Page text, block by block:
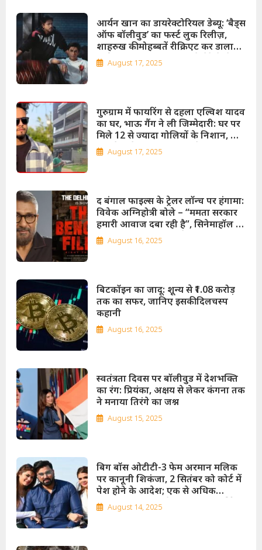
आर्यन खान का डायरेक्टोरियल डेब्यू: ‘बैड्स
ऑफ बॉलीवुड’ का फर्स्ट लुक रिलीज़,
शाहरुख की मोहब्बतें रीक्रिएट कर डाला
डार्क ट्विस्ट; शाहरुख-गौरी ने बेटे के डेब्यू
को किया सपोर्ट!
August 17, 2025
गुरुग्राम में फायरिंग से दहला एल्विश यादव
का घर, भाऊ गैंग ने ली जिम्मेदारी: घर पर
मिले 12 से ज्यादा गोलियों के निशान, मां
और केयरटेकर बाल-बाल बचे!
August 17, 2025
द बंगाल फाइल्स के ट्रेलर लॉन्च पर हंगामा:
विवेक अग्निहोत्री बोले – “ममता सरकार
हमारी आवाज दबा रही है”, सिनेमाहॉल से
होटल तक बदलना पड़ा वेन्यू; 5 सितंबर को
रिलीज़ होगी मूवी!
August 16, 2025
बिटकॉइन का जादू: शून्य से ₹1.08 करोड़
तक का सफर, जानिए इसकी दिलचस्प
कहानी
August 16, 2025
स्वतंत्रता दिवस पर बॉलीवुड में देशभक्ति
का रंग: प्रियंका, अक्षय से लेकर कंगना तक
ने मनाया तिरंगे का जश्न
August 15, 2025
बिग बॉस ओटीटी-3 फेम अरमान मलिक
पर कानूनी शिकंजा, 2 सितंबर को कोर्ट में
पेश होने के आदेश; एक से अधिक
शादियां, नाबालिग से विवाह और धार्मिक
भावनाएं आहत करने के लगे आरोप!
August 14, 2025